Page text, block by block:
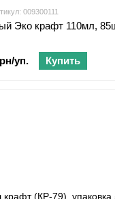
009300111
Эко крафт 110мл,
уп. Купить